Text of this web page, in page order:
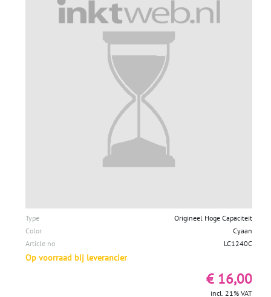
Type
Origineel Hoge Capaciteit
Color
Cyaan
Article no
LC1240C
Op voorraad bij leverancier
€ 16,00
incl. 21% VAT